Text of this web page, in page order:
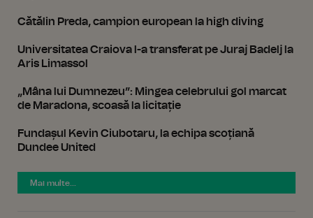
Cătălin Preda, campion european la high diving
Universitatea Craiova l-a transferat pe Juraj Badelj la
Aris Limassol
„Mâna lui Dumnezeu”: Mingea celebrului gol marcat
de Maradona, scoasă la licitație
Fundașul Kevin Ciubotaru, la echipa scoțiană
Dundee United
Mai multe...